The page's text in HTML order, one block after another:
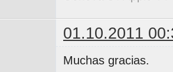
01.10.2011
Muchas gracias.